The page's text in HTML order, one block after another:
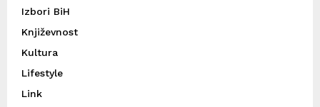
Izbori BiH
Književnost
Kultura
Lifestyle
Link